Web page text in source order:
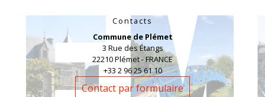
Contacts
Commune de Plémet
3 Rue des Étangs
22210 Plémet - FRANCE
+33 2 96 25 61 10
Contact par formulaire